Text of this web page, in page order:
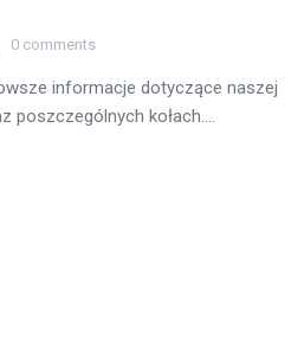
0 comments
informacje dotyczące naszej
poszczególnych kołach....